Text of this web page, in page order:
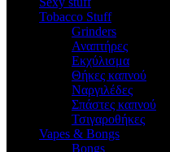
Tobacco Stuff
Grinders
Αναπτήρες
Εκχύλισμα
Θήκες καπνού
Ναργιλέδες
Σπάστες καπνού
Τσιγαροθήκες
Vapes & Bongs
Bongs